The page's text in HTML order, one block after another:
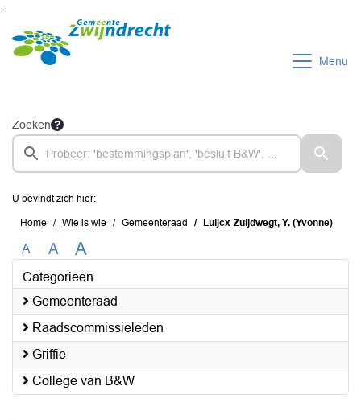
Ga naar de inhoud van deze pagina
Ga naar het zoeken
Ga naar het menu
Menu
Zoeken
U bevindt zich hier:
Home Wie is wie Gemeenteraad Luijcx-Zuijdwegt, Y. (Yvonne)
A A A
Categorieën
Gemeenteraad
Raadscommissieleden
Griffie
College van B&W